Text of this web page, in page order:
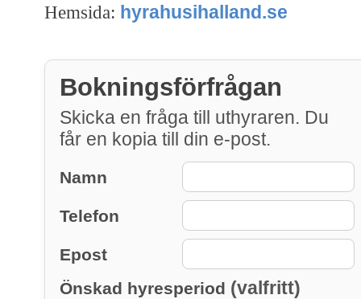
Hemsida: hyrahusihalland.se
Bokningsförfrågan
Skicka en fråga till uthyraren. Du
får en kopia till din e-post.
Namn
Telefon
Epost
Önskad hyresperiod (valfritt)